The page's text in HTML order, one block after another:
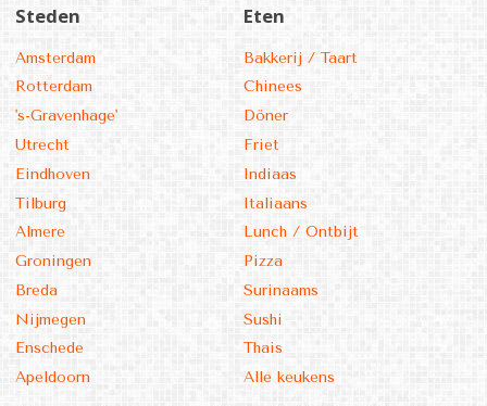
Steden
Amsterdam
Rotterdam
's-Gravenhage'
Utrecht
Eindhoven
Tilburg
Almere
Groningen
Breda
Nijmegen
Enschede
Apeldoorn
Eten
Bakkerij / Taart
Chinees
Döner
Friet
Indiaas
Italiaans
Lunch / Ontbijt
Pizza
Surinaams
Sushi
Thais
Alle keukens